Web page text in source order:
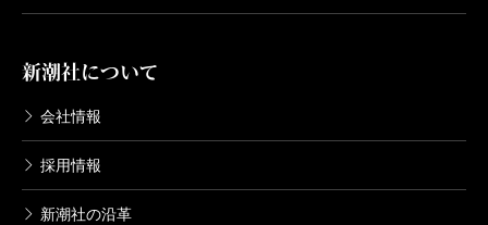
新潮社について
会社情報
採用情報
新潮社の沿革